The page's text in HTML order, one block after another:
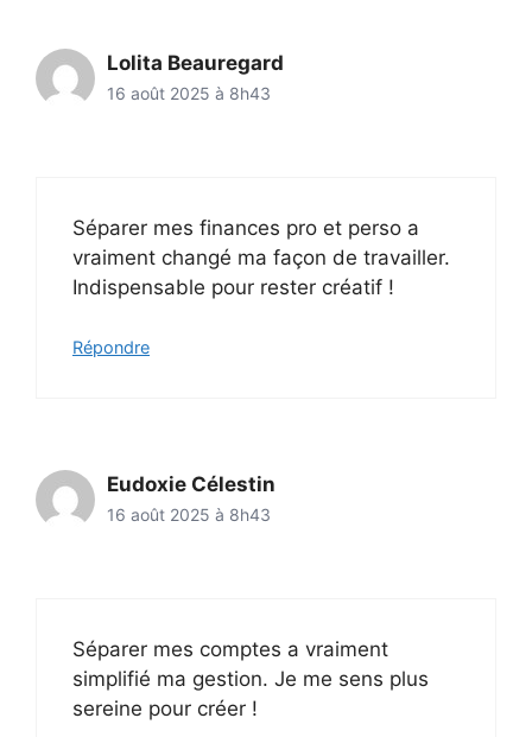
Lolita Beauregard
16 août 2025 à 8h43
Séparer mes finances pro et perso a
vraiment changé ma façon de travailler.
Indispensable pour rester créatif !
Répondre
Eudoxie Célestin
16 août 2025 à 8h43
Séparer mes comptes a vraiment
simplifié ma gestion. Je me sens plus
sereine pour créer !